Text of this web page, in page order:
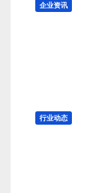
企业资讯
行业动态